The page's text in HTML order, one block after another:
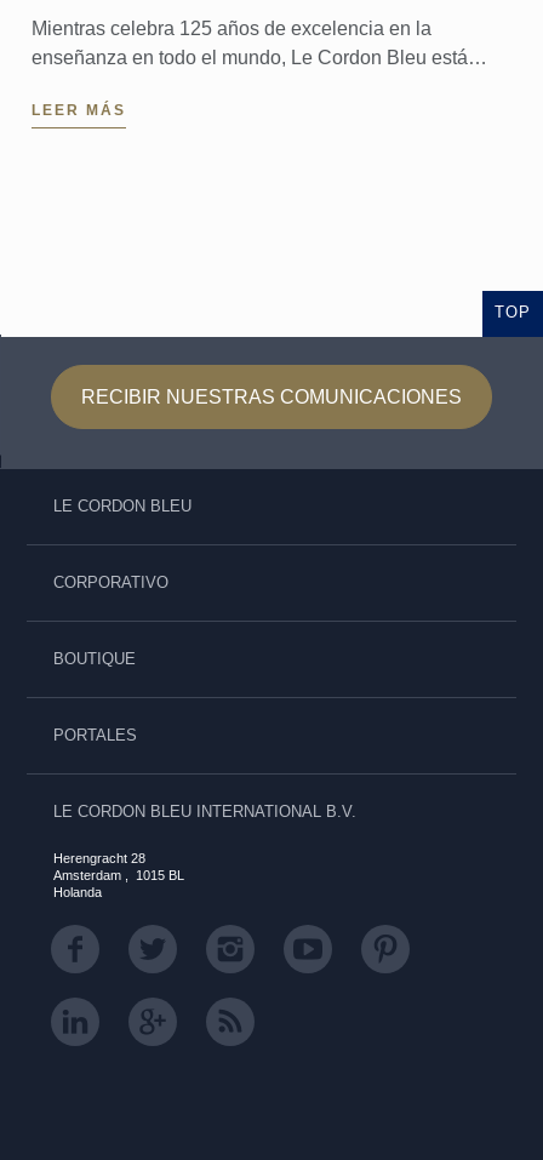
Mientras celebra 125 años de excelencia en la
enseñanza en todo el mundo, Le Cordon Bleu está
aspirantes a ...
LEER MÁS
TOP
RECIBIR NUESTRAS COMUNICACIONES
LE CORDON BLEU
CORPORATIVO
BOUTIQUE
PORTALES
LE CORDON BLEU INTERNATIONAL B.V.
Herengracht 28
Amsterdam , 1015 BL
Holanda